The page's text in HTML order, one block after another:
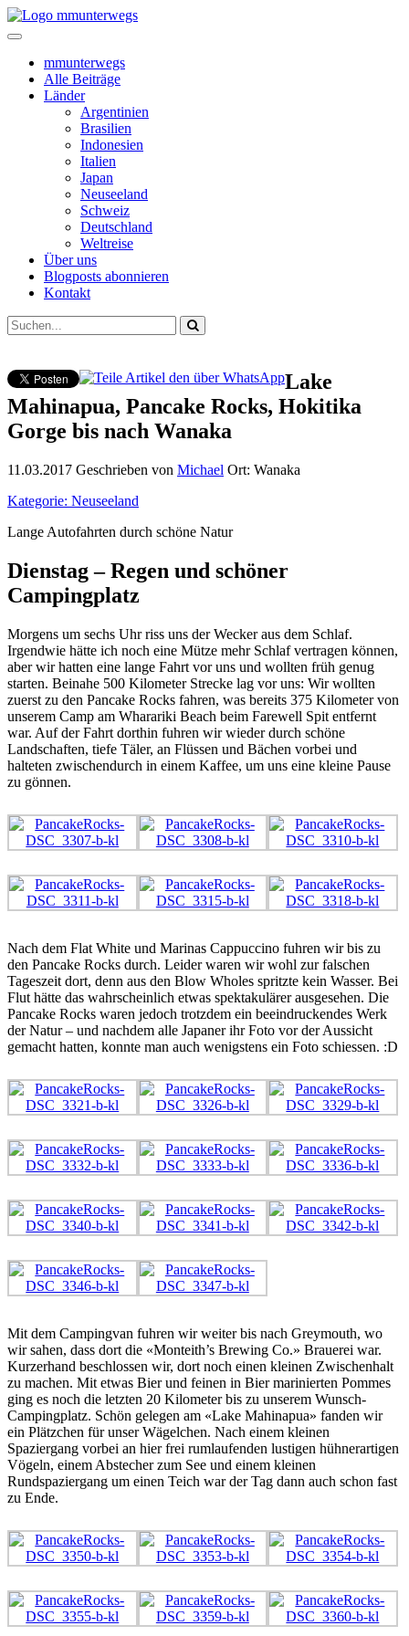
mmunterwegs
Alle Beiträge
Länder
Argentinien
Brasilien
Indonesien
Italien
Japan
Neuseeland
Schweiz
Deutschland
Weltreise
Über uns
Blogposts abonnieren
Kontakt
Lake
Mahinapua, Pancake Rocks, Hokitika
Gorge bis nach Wanaka
11.03.2017 Geschrieben von Michael Ort: Wanaka
Kategorie: Neuseeland
Lange Autofahrten durch schöne Natur
Dienstag – Regen und schöner
Campingplatz
Morgens um sechs Uhr riss uns der Wecker aus dem Schlaf.
Irgendwie hätte ich noch eine Mütze mehr Schlaf vertragen können,
aber wir hatten eine lange Fahrt vor uns und wollten früh genug
starten. Beinahe 500 Kilometer Strecke lag vor uns: Wir wollten
zuerst zu den Pancake Rocks fahren, was bereits 375 Kilometer von
unserem Camp am Wharariki Beach beim Farewell Spit entfernt
war. Auf der Fahrt dorthin fuhren wir wieder durch schöne
Landschaften, tiefe Täler, an Flüssen und Bächen vorbei und
halteten zwischendurch in einem Kaffee, um uns eine kleine Pause
zu gönnen.
Nach dem Flat White und Marinas Cappuccino fuhren wir bis zu
den Pancake Rocks durch. Leider waren wir wohl zur falschen
Tageszeit dort, denn aus den Blow Wholes spritzte kein Wasser. Bei
Flut hätte das wahrscheinlich etwas spektakulärer ausgesehen. Die
Pancake Rocks waren jedoch trotzdem ein beeindruckendes Werk
der Natur – und nachdem alle Japaner ihr Foto vor der Aussicht
gemacht hatten, konnte man auch wenigstens ein Foto schiessen. :D
Mit dem Campingvan fuhren wir weiter bis nach Greymouth, wo
wir sahen, dass dort die «Monteith’s Brewing Co.» Brauerei war.
Kurzerhand beschlossen wir, dort noch einen kleinen Zwischenhalt
zu machen. Mit etwas Bier und feinen in Bier marinierten Pommes
ging es noch die letzten 20 Kilometer bis zu unserem Wunsch-
Campingplatz. Schön gelegen am «Lake Mahinapua» fanden wir
ein Plätzchen für unser Wägelchen. Nach einem kleinen
Spaziergang vorbei an hier frei rumlaufenden lustigen hühnerartigen
Vögeln, einem Abstecher zum See und einem kleinen
Rundspaziergang um einen Teich war der Tag dann auch schon fast
zu Ende.